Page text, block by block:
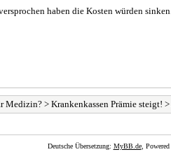
haben die Kosten würden sinken.
Medizin? > Krankenkassen Prämie steigt!
Deutsche Übersetzung: MyBB.de,